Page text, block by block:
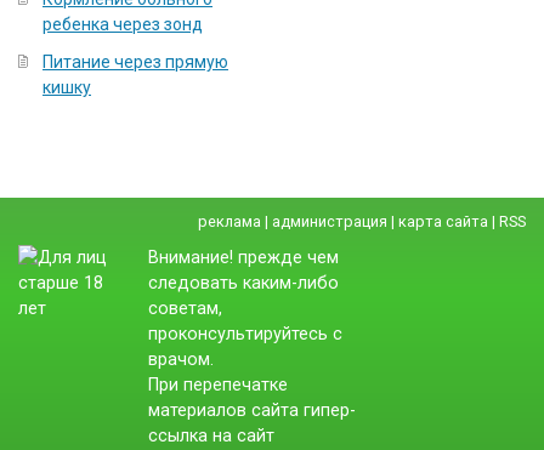
ребенка через зонд
Питание через прямую
кишку
реклама | администрация | карта сайта | RSS
Внимание! прежде чем
следовать каким-либо
советам,
проконсультируйтесь с
врачом.
При перепечатке
материалов сайта гипер-
ссылка на сайт